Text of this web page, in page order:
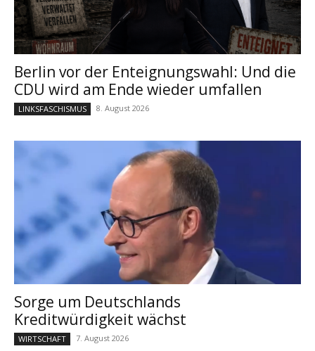
Berlin vor der Enteignungswahl: Und die
CDU wird am Ende wieder umfallen
LINKSFASCHISMUS 8. August 2026
Sorge um Deutschlands
Kreditwürdigkeit wächst
WIRTSCHAFT 7. August 2026